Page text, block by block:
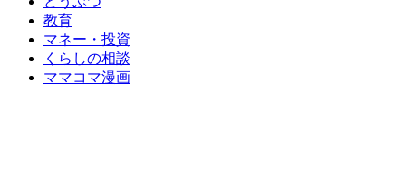
教育
マネー・投資
くらしの相談
ママコマ漫画